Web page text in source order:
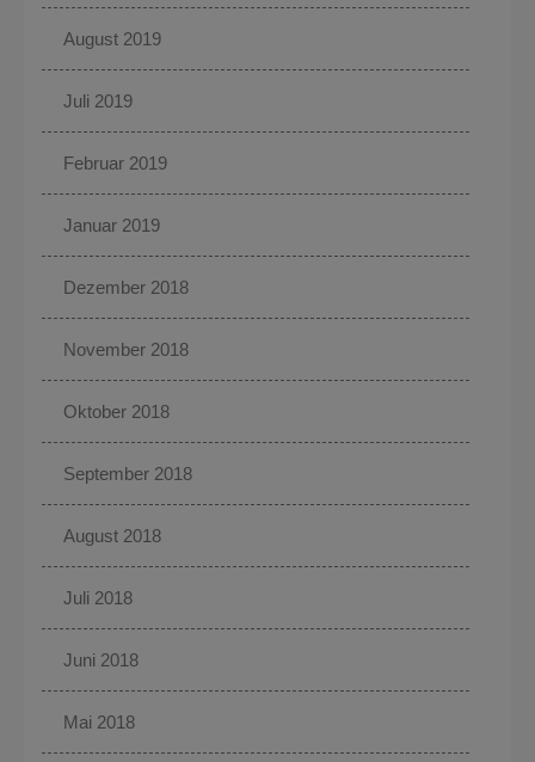
August 2019
Juli 2019
Februar 2019
Januar 2019
Dezember 2018
November 2018
Oktober 2018
September 2018
August 2018
Juli 2018
Juni 2018
Mai 2018